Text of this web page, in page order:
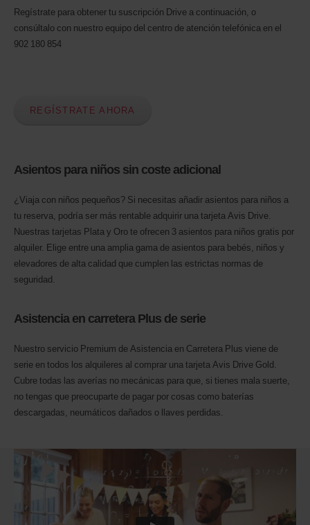
Regístrate para obtener tu suscripción Drive a continuación, o
consúltalo con nuestro equipo del centro de atención telefónica en el
902 180 854
REGÍSTRATE AHORA
Asientos para niños sin coste adicional
¿Viaja con niños pequeños? Si necesitas añadir asientos para niños a
tu reserva, podría ser más rentable adquirir una tarjeta Avis Drive.
Nuestras tarjetas Plata y Oro te ofrecen 3 asientos para niños gratis por
alquiler. Elige entre una amplia gama de asientos para bebés, niños y
elevadores de alta calidad que cumplen las estrictas normas de
seguridad.
Asistencia en carretera Plus de serie
Nuestro servicio Premium de Asistencia en Carretera Plus viene de
serie en todos los alquileres al comprar una tarjeta Avis Drive Gold.
Cubre todas las averías no mecánicas para que, si tienes mala suerte,
no tengas que preocuparte de pagar por cosas como baterías
descargadas, neumáticos dañados o llaves perdidas.